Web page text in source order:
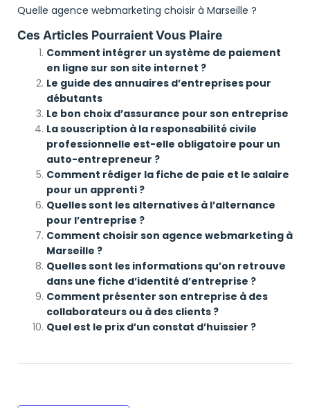
Quelle agence webmarketing choisir à Marseille ?
Ces Articles Pourraient Vous Plaire
Comment intégrer un système de paiement
en ligne sur son site internet ?
Le guide des annuaires d’entreprises pour
débutants
Le bon choix d’assurance pour son entreprise
La souscription à la responsabilité civile
professionnelle est-elle obligatoire pour un
auto-entrepreneur ?
Comment rédiger la fiche de paie et le salaire
pour un apprenti ?
Quelles sont les alternatives à l’alternance
pour l’entreprise ?
Comment choisir son agence webmarketing à
Marseille ?
Quelles sont les informations qu’on retrouve
dans une fiche d’identité d’entreprise ?
Comment présenter son entreprise à des
collaborateurs ou à des clients ?
Quel est le prix d’un constat d’huissier ?